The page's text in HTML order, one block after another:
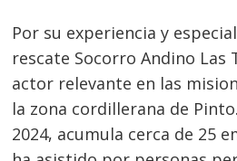
Por su experiencia y
rescate Socorro Andino Las
actor relevante en las
la zona cordillerana de
2024, acumula cerca de 25